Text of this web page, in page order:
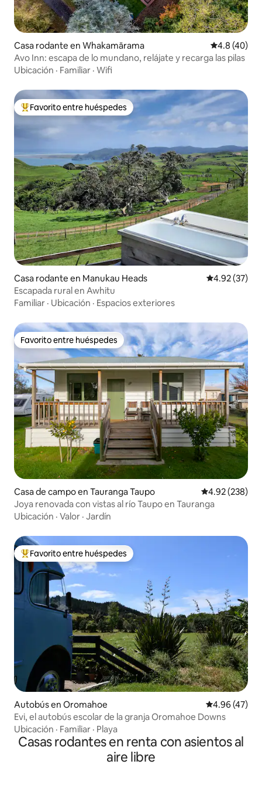
Casa rodante en Whakamārama Calificación
4.8 (40)
Avo Inn: escapa de lo mundano, relájate y recarga las pilas
Ubicación · Familiar · Wifi
De los mejores en Favorito entre huéspedes
Favorito entre huéspedes
Casa rodante en Manukau Heads Calificación
4.92 (37)
Escapada rural en Awhitu
Familiar · Ubicación · Espacios exteriores
Favorito entre huéspedes
Favorito entre huéspedes
Casa de campo en Tauranga Taupo Calificación
4.92 (238)
Joya renovada con vistas al río Taupo en Tauranga
Ubicación · Valor · Jardín
De los mejores en Favorito entre huéspedes
Favorito entre huéspedes
Autobús en Oromahoe Calificación
4.96 (47)
Evi, el autobús escolar de la granja Oromahoe Downs
Ubicación · Familiar · Playa
Casas rodantes en renta con asientos al
aire libre